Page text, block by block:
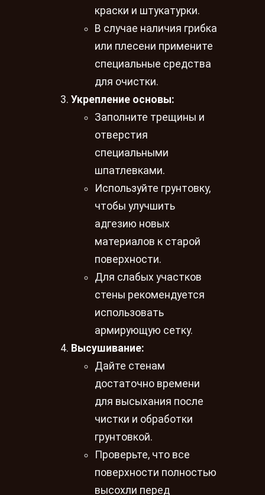
краски и штукатурки.
В случае наличия грибка
или плесени примените
специальные средства
для очистки.
Укрепление основы:
Заполните трещины и
отверстия
специальными
шпатлевками.
Используйте грунтовку,
чтобы улучшить
адгезию новых
материалов к старой
поверхности.
Для слабых участков
стены рекомендуется
использовать
армирующую сетку.
Высушивание:
Дайте стенам
достаточно времени
для высыхания после
чистки и обработки
грунтовкой.
Проверьте, что все
поверхности полностью
высохли перед